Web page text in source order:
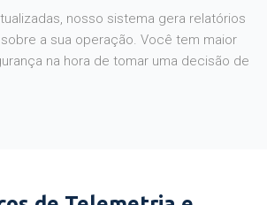
nosso sistema gera relatórios
a sua operação. Você tem maior
na hora de tomar uma decisão de